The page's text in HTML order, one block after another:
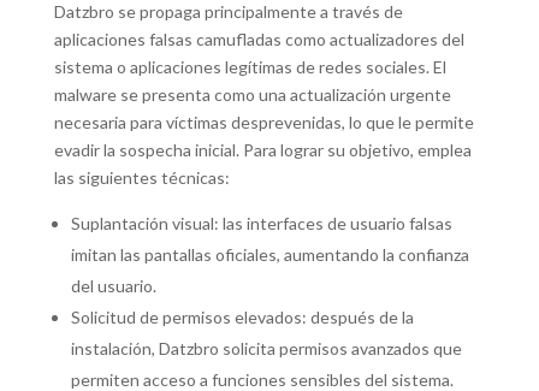
Datzbro se propaga principalmente a través de
aplicaciones falsas camufladas como actualizadores del
sistema o aplicaciones legítimas de redes sociales. El
malware se presenta como una actualización urgente
necesaria para víctimas desprevenidas, lo que le permite
evadir la sospecha inicial. Para lograr su objetivo, emplea
las siguientes técnicas:
Suplantación visual: las interfaces de usuario falsas
imitan las pantallas oficiales, aumentando la confianza
del usuario.
Solicitud de permisos elevados: después de la
instalación, Datzbro solicita permisos avanzados que
permiten acceso a funciones sensibles del sistema.